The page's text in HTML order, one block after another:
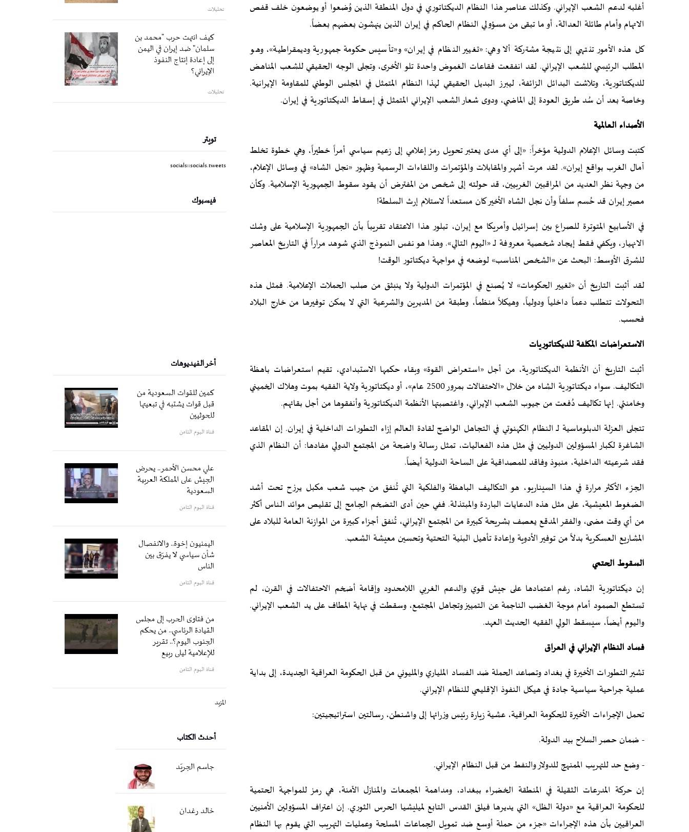
أغلبه لدعم الشعب الإيراني. وكذلك عناصر هذا النظام الديكتاتوري في دول المنطقة الذين وُضعوا أو يوضعون خلف قفص
الاتهام وأمام طائلة العدالة، أو ما تبقى من مسؤولي النظام الحاكم في إيران الذين ينهشون بعضهم بعضاً.
كل هذه الأمور تنتهي إلى نتيجة مشتركة ألا وهي: «تغيير النظام في إيران» و«تأسيس حكومة جمهورية وديمقراطية»، وهو
المطلب الرئيسي للشعب الإيراني. لقد انفقعت فقاعات الغموض واحدة تلو الأخرى، وتجلى الوجه الحقيقي للشعب المناهض
للديكتاتورية، وتلاشت البدائل الزائفة، ليبرز البديل الحقيقي لهذا النظام المتمثل في المجلس الوطني للمقاومة الإيرانية.
وخاصة بعد أن سُد طريق العودة إلى الماضي، ودوى شعار الشعب الإيراني المتمثل في إسقاط الديكتاتورية في إيران.
الأصداء العالمية
كتبت وسائل الإعلام الدولية مؤخراً: «إلى أي مدى يعتبر تحويل رمز إعلامي إلى زعيم سياسي أمراً خطيراً، وهي خطوة تخلط
آمال الغرب بواقع إيران». لقد مرت أشهر والمقابلات والمؤتمرات واللقاءات الرسمية وظهور «نجل الشاه» في وسائل الإعلام،
من وجهة نظر العديد من المراقبين الغربيين، قد حولته إلى شخص من المفترض أن يقود سقوط الجمهورية الإسلامية. وكأن
مصير إيران قد حُسم سلفاً وأن نجل الشاه الأخير كان مستعداً لاستلام إرث السلطة!
في الأسابيع المتوترة للصراع بين إسرائيل وأمريكا مع إيران، تبلور هذا الاعتقاد تقريباً بأن الجمهورية الإسلامية على وشك
الانهيار، ويكفي فقط إيجاد شخصية معروفة لـ «اليوم التالي». وهذا هو نفس النموذج الذي شوهد مراراً في التاريخ المعاصر
للشرق الأوسط: البحث عن «الشخص المناسب» لوضعه في مواجهة ديكتاتور الوقت!
لقد أثبت التاريخ أن «تغيير الحكومات» لا يُصنع في المؤتمرات الدولية ولا ينبثق من صلب الحملات الإعلامية. فمثل هذه
التحولات تتطلب دعماً داخلياً ودولياً، وهيكلاً منظماً، وطبقة من المديرين والشرعية التي لا يمكن توفيرها من خارج البلاد
فحسب.
الاستعراضات المكلفة للديكتاتوريات
أثبت التاريخ أن الأنظمة الديكتاتورية، من أجل «استعراض القوة» وبقاء حكمها الاستبدادي، تقيم استعراضات باهظة
التكاليف. سواء ديكتاتورية الشاه من خلال «الاحتفالات بمرور 2500 عام»، أو ديكتاتورية ولاية الفقيه بموت وهلاك الخميني
وخامنئي. إنها تكاليف دُفعت من جيوب الشعب الإيراني، واغتصبتها الأنظمة الديكتاتورية وأنفقوها من أجل بقائهم.
تتجلى العزلة الدبلوماسية لـ النظام الكهنوتي في التجاهل الواضح لقادة العالم إزاء التطورات الداخلية في إيران. إن المقاعد
الشاغرة لكبار المسؤولين الدوليين في مثل هذه الفعاليات، تمثل رسالة واضحة من المجتمع الدولي مفادها: أن النظام الذي
فقد شرعيته الداخلية، منبوذ وفاقد للمصداقية على الساحة الدولية أيضاً.
الجزء الأكثر مرارة في هذا السيناريو، هو التكاليف الباهظة والفلكية التي تُنفق من جيب شعب مكبل يرزح تحت أشد
الضغوط المعيشية، على مثل هذه الدعايات الباردة والمبتذلة. ففي حين أدى التضخم الجامح إلى تقليص موائد الناس أكثر
من أي وقت مضى، والفقر المدقع يعصف بشريحة كبيرة من المجتمع الإيراني، تُنفق أجزاء كبيرة من الموازنة العامة للبلاد على
المشاريع العسكرية بدلاً من توفير الأدوية وإعادة تأهيل البنية التحتية وتحسين معيشة الشعب.
السقوط الحتمي
إن ديكتاتورية الشاه، رغم اعتمادها على جيش قوي والدعم الغربي اللامحدود وإقامة أضخم الاحتفالات في القرن، لم
تستطع الصمود أمام موجة الغضب الناجمة عن التمييز وتجاهل المجتمع، وسقطت في نهاية المطاف على يد الشعب الإيراني.
واليوم أيضاً، سيسقط الولي الفقيه الحديث العهد.
فساد النظام الإيراني في العراق
تشير التطورات الأخيرة في بغداد وتصاعد الحملة ضد الفساد الملياري والمليوني من قبل الحكومة العراقية الجديدة، إلى بداية
عملية جراحية سياسية جادة في هيكل النفوذ الإقليمي للنظام الإيراني.
تحمل الإجراءات الأخيرة للحكومة العراقية، عشية زيارة رئيس وزرائها إلى واشنطن، رسالتين استراتيجيتين:
- ضمان حصر السلاح بيد الدولة.
- وضع حد للتهريب الممنهج للدولار والنفط من قبل النظام الإيراني.
إن حركة المدرعات الثقيلة في المنطقة الخضراء ببغداد، ومداهمة المجمعات والمنازل الآمنة، هي رمز للمواجهة الحتمية
للحكومة العراقية مع «دولة الظل» التي يديرها فيلق القدس التابع لميليشيا الحرس الثوري. إن اعتراف المسؤولين الأمنيين
العراقيين بأن هذه الإجراءات «جزء من حملة أوسع ضد تمويل الجماعات المسلحة وعمليات التهريب التي يقوم بها النظام
تحليلات
كيف انتهت حرب "محمد بن
سلمان" ضد إيران في اليمن
إلى إعادة إنتاج النفوذ
الإيراني؟
تحليلات
تويتر
socials::socials.tweets
فيسبوك
أخر الفيديوهات
كمين للقوات السعودية من
قبل قوات يشتبه في تبعيتها
للحوثيين
قناة اليوم الثامن
علي محسن الأحمر.. يحرض
الجيش على المملكة العربية
السعودية
قناة اليوم الثامن
اليمنيون إخوة.. والانفصال
شأن سياسي لا يفرّق بين
الناس
قناة اليوم الثامن
من فتاوى الحرب إلى مجلس
القيادة الرئاسي.. من يحكم
الجنوب اليوم؟.. تقرير
للإعلامية ليلى ربيع
قناة اليوم الثامن
المزيد
أحدث الكتاب
جاسم الجريّد
خالد رغدان